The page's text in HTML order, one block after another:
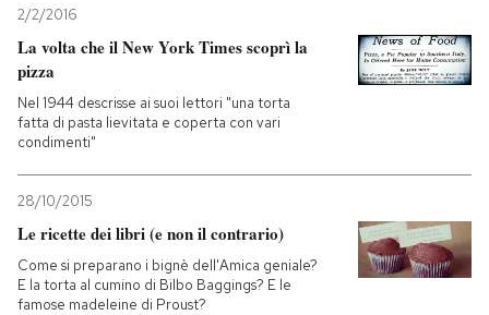
2/2/2016
La volta che il New York Times scoprì la
pizza
Nel 1944 descrisse ai suoi lettori "una torta
fatta di pasta lievitata e coperta con vari
condimenti"
28/10/2015
Le ricette dei libri (e non il contrario)
Come si preparano i bignè dell'Amica geniale?
E la torta al cumino di Bilbo Baggings? E le
famose madeleine di Proust?